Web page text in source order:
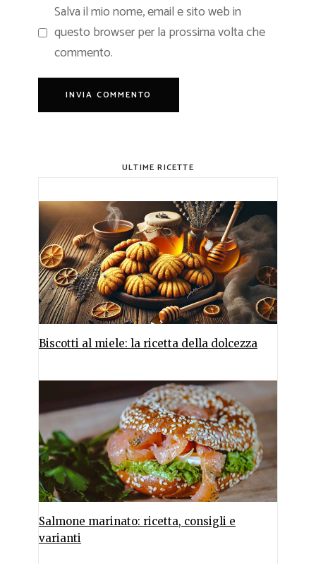
Salva il mio nome, email e sito web in
questo browser per la prossima volta che
commento.
ULTIME RICETTE
Biscotti al miele: la ricetta della dolcezza
Salmone marinato: ricetta, consigli e
varianti